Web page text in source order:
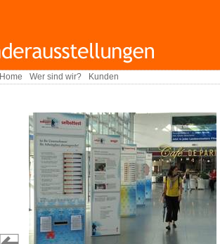
Home Wer sind wir? Kunden